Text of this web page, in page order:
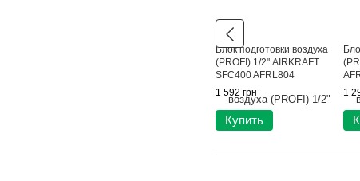
Блок подготовки воздуха
(PROFI) 1/2" AIRKRAFT
SFC400 AFRL804
1 592 грн
Купить
1